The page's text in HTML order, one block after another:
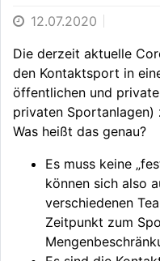
12.07.2020
Die derzeit aktuelle
den Kontaktsport in
öffentlichen und
privaten Sportanlagen)
Was heißt das genau?
Es muss keine
können sich also
verschiedenen
Zeitpunkt zum